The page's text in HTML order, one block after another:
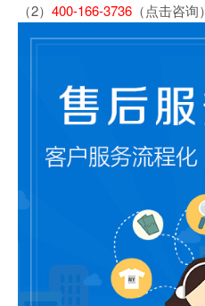
（2） 400-166-3736 （点击咨询）